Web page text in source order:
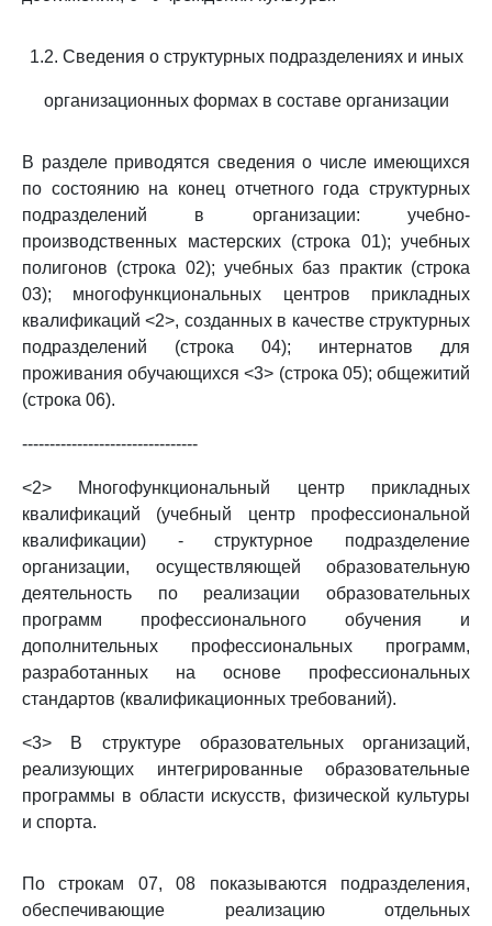
1.2. Сведения о структурных подразделениях и иных
организационных формах в составе организации
В разделе приводятся сведения о числе имеющихся
по состоянию на конец отчетного года структурных
подразделений в организации: учебно-
производственных мастерских (строка 01); учебных
полигонов (строка 02); учебных баз практик (строка
03); многофункциональных центров прикладных
квалификаций <2>, созданных в качестве структурных
подразделений (строка 04); интернатов для
проживания обучающихся <3> (строка 05); общежитий
(строка 06).
--------------------------------
<2> Многофункциональный центр прикладных
квалификаций (учебный центр профессиональной
квалификации) - структурное подразделение
организации, осуществляющей образовательную
деятельность по реализации образовательных
программ профессионального обучения и
дополнительных профессиональных программ,
разработанных на основе профессиональных
стандартов (квалификационных требований).
<3> В структуре образовательных организаций,
реализующих интегрированные образовательные
программы в области искусств, физической культуры
и спорта.
По строкам 07, 08 показываются подразделения,
обеспечивающие реализацию отдельных